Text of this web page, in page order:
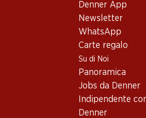
Denner App
Newsletter
WhatsApp
Carte regalo
Su di Noi
Panoramica
Jobs da Denner
Indipendente
Denner